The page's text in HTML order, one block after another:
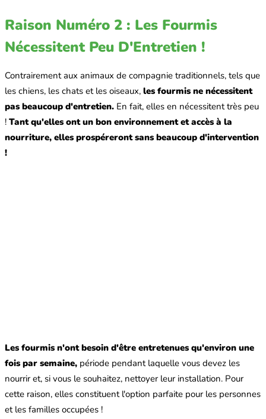
Raison Numéro 2 : Les Fourmis
Nécessitent Peu D'Entretien !
Contrairement aux animaux de compagnie traditionnels, tels que
les chiens, les chats et les oiseaux, les fourmis ne nécessitent
pas beaucoup d'entretien. En fait, elles en nécessitent très peu
! Tant qu'elles ont un bon environnement et accès à la
nourriture, elles prospéreront sans beaucoup d'intervention
!
Les fourmis n'ont besoin d'être entretenues qu'environ une
fois par semaine, période pendant laquelle vous devez les
nourrir et, si vous le souhaitez, nettoyer leur installation. Pour
cette raison, elles constituent l'option parfaite pour les personnes
et les familles occupées !